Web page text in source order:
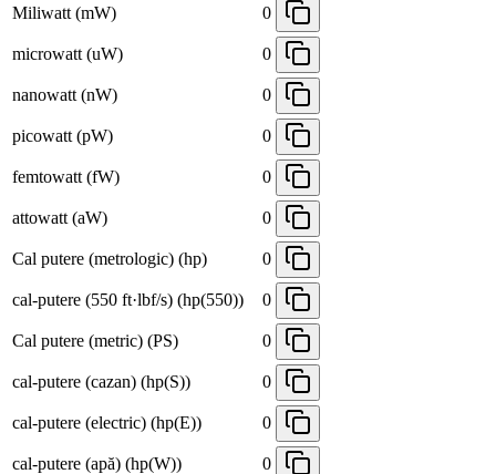
Miliwatt (mW) 0
microwatt (uW) 0
nanowatt (nW) 0
picowatt (pW) 0
femtowatt (fW) 0
attowatt (aW) 0
Cal putere (metrologic) (hp) 0
cal-putere (550 ft·lbf/s) (hp(550)) 0
Cal putere (metric) (PS) 0
cal-putere (cazan) (hp(S)) 0
cal-putere (electric) (hp(E)) 0
cal-putere (apă) (hp(W)) 0